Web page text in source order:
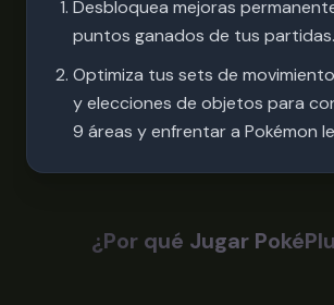
Desbloquea mejoras
puntos ganados de tus partidas.
Optimiza tus sets de
y elecciones de objetos para
9 áreas y enfrentar a Pokémon
¿Por qué Jugar